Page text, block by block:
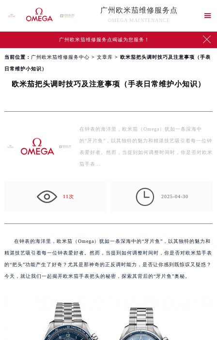
广州欧米茄维修服务点
OMEGA MAINTENANCE

广州欧米茄维修服务点竭诚为您服务！ 
当前位置： 广州欧米茄维修服务中心 > 文章库 > 欧米茄把头调时技巧及注意事项（手表
日常维护小知识）
欧米茄把头调时技巧及注意事项（手表日常维护小知识）
在钟表的海洋里，欧米茄（Omega）犹如一条深海中
的“牙片鱼”，以其独特的魅力和精湛技艺吸引着每一位钟
表爱好者。然而，当提到如何调整时间时，你是否对欧米
茄手表…
11次  2025-04-30
在钟表的海洋里，欧米茄（Omega）犹如一条深海中的“牙片鱼”，以其独特的魅力和
精湛技艺吸引着每一位钟表爱好者。然而，当提到如何调整时间时，你是否对欧米茄手表
的“把头”功能产生了好奇？尤其是那神奇的正反调时能力，是否让你感到既惊叹又疑惑？
今天，就让我们一起揭开欧米茄手表把头的秘密，探索其背后的“牙片鱼”奥秘。